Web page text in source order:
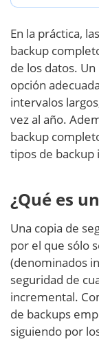
En la práctica,
backup
de los datos.
opción
intervalos
vez al año.
backup
tipos de
¿Qué es
Una copia de
por el que sólo
(denominados
seguridad de
incremental.
de backups
siguiendo por